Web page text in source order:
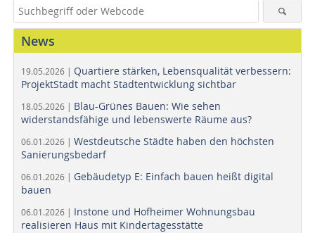
News
19.05.2026 | Quartiere stärken, Lebensqualität verbessern:
ProjektStadt macht Stadtentwicklung sichtbar
18.05.2026 | Blau-Grünes Bauen: Wie sehen
widerstandsfähige und lebenswerte Räume aus?
06.01.2026 | Westdeutsche Städte haben den höchsten
Sanierungsbedarf
06.01.2026 | Gebäudetyp E: Einfach bauen heißt digital
bauen
06.01.2026 | Instone und Hofheimer Wohnungsbau
realisieren Haus mit Kindertagesstätte